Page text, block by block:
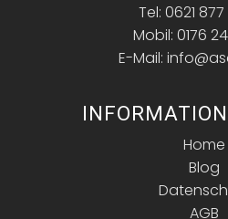
Tel: 0621
Mobil: 0176 24
E-Mail:
Home
Blog
AGB